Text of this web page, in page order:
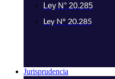
Ley N° 20.285
Ley N° 20.285
Jurisprudencia